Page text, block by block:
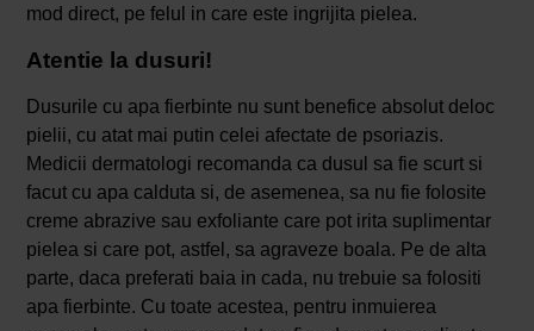
mod direct, pe felul in care este ingrijita pielea.
Atentie la dusuri!
Dusurile cu apa fierbinte nu sunt benefice absolut deloc
pielii, cu atat mai putin celei afectate de psoriazis.
Medicii dermatologi recomanda ca dusul sa fie scurt si
facut cu apa calduta si, de asemenea, sa nu fie folosite
creme abrazive sau exfoliante care pot irita suplimentar
pielea si care pot, astfel, sa agraveze boala. Pe de alta
parte, daca preferati baia in cada, nu trebuie sa folositi
apa fierbinte. Cu toate acestea, pentru inmuierea